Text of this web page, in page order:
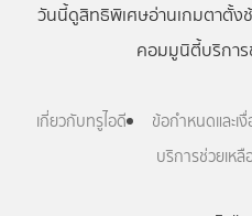
วันนี้ดูสิทธิพิเศษอ่านเกมตาตั้ง
คอมมูนิตี้บริกา
เกี่ยวกับทรูไอดี ข้อกำหนดและเงื่
บริการช่วยเหลื